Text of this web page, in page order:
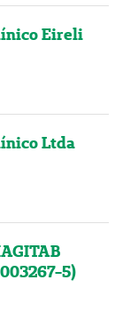
Eireli
Ltda
5)